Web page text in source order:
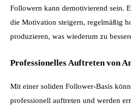
Followern kann demotivierend sein.
die Motivation steigern, regelmäßig
produzieren, was wiederum zu
Professionelles Auftreten von
Mit einer soliden Follower-Basis
professionell auftreten und werden